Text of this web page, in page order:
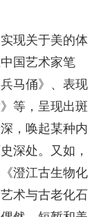
现关于美的体
国艺术家笔
马俑》、表现
等，呈现出斑
，唤起某种内
深处。又如，
澄江古生物化
术与古老化石